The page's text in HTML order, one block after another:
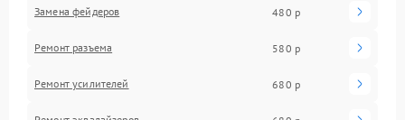
Замена фейдеров 480 р
Ремонт разъема 580 р
Ремонт усилителей 680 р